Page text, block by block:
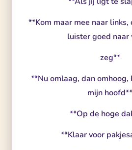
**Kom maar mee naar links,
luister goed naar
zeg**
**Nu omlaag, dan omhoog,
mijn hoofd**
**Op de hoge
**Klaar voor